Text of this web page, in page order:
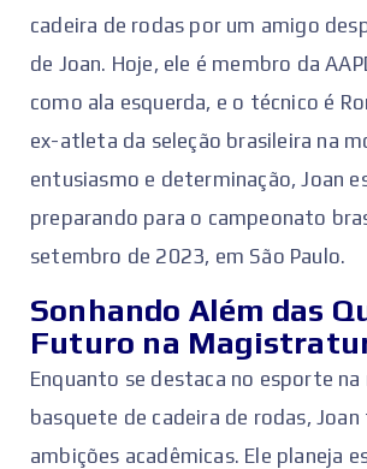
cadeira de rodas por um amigo
de Joan. Hoje, ele é membro da
como ala esquerda, e o técnico é
ex-atleta da seleção brasileira na
entusiasmo e determinação, Joan
preparando para o campeonato
setembro de 2023, em São Paulo.
Sonhando Além das
Futuro na
Enquanto se destaca no esporte
basquete de cadeira de rodas,
ambições acadêmicas. Ele planeja